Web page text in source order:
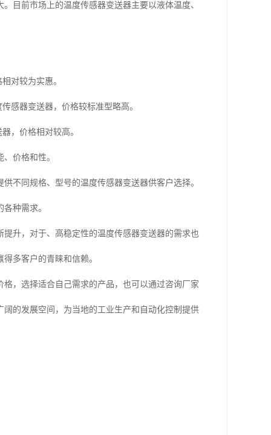
目前市场上的温度传感器变送器主要以液体温度、
对较为实惠。
感器变送器，价格较标准型略高。
，价格相对较高。
价格和性。
不同规格、型号的温度传感器变送器供客户选择。
种需求。
升，对于、高稳定性的温度传感器变送器的需求也
多客户的青睐和信赖。
，选择适合自己需求的产品，也可以通过咨询厂家
的发展空间，为当地的工业生产和自动化控制提供